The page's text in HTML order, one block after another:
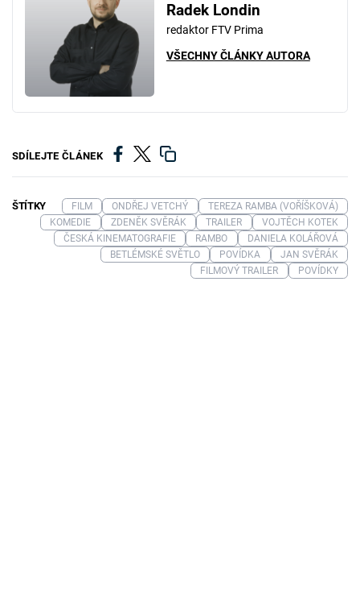
Radek Londin
redaktor FTV Prima
VŠECHNY ČLÁNKY AUTORA
SDÍLEJTE ČLÁNEK
ŠTÍTKY FILM ONDŘEJ VETCHÝ
TEREZA RAMBA (VOŘÍŠKOVÁ)
KOMEDIE
ZDENĚK SVĚRÁK TRAILER
VOJTĚCH KOTEK
ČESKÁ KINEMATOGRAFIE
RAMBO
DANIELA KOLÁŘOVÁ
BETLÉMSKÉ SVĚTLO
POVÍDKA
JAN SVĚRÁK
FILMOVÝ TRAILER
POVÍDKY